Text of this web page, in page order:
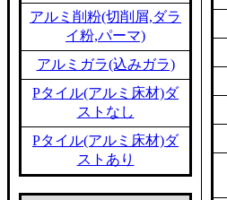
アルミ削粉(切削屑,ダラ
イ粉,パーマ)
アルミガラ(込みガラ)
Pタイル(アルミ床材)ダ
ストなし
Pタイル(アルミ床材)ダ
ストあり